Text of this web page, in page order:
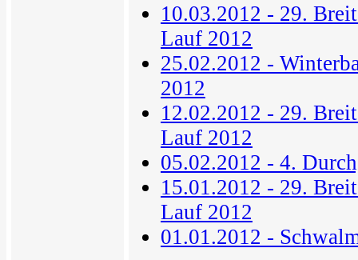
10.03.2012 - 29.
Lauf 2012
25.02.2012 -
2012
12.02.2012 - 29.
Lauf 2012
05.02.2012 - 4.
15.01.2012 - 29.
Lauf 2012
01.01.2012 -